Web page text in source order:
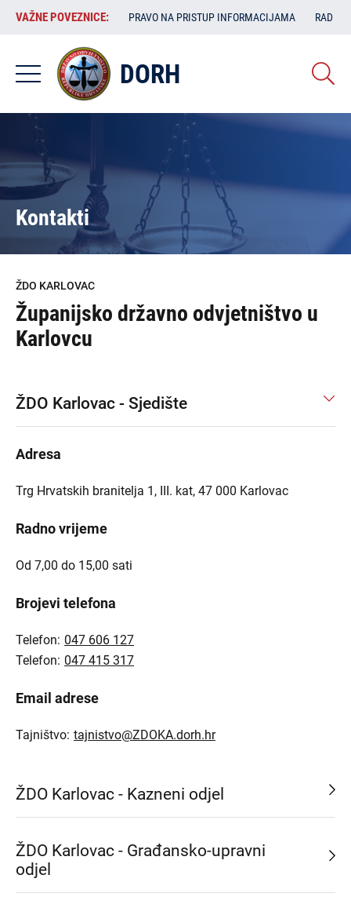
Skoči
sadržaj
VAŽNE
POVEZNICE:
VAŽNE POVEZNICE: PRAVO NA PRISTUP INFORMACIJAMA RAD
DORH
Kontakti
ŽDO KARLOVAC
Županijsko državno odvjetništvo u
Karlovcu
ŽDO Karlovac - Sjedište
Adresa
Trg Hrvatskih branitelja 1, III. kat, 47 000 Karlovac
Radno vrijeme
Od 7,00 do 15,00 sati
Brojevi telefona
Telefon: 047 606 127
Telefon: 047 415 317
Email adrese
Tajništvo: tajnistvo@ZDOKA.dorh.hr
ŽDO Karlovac - Kazneni odjel
ŽDO Karlovac - Građansko-upravni
odjel